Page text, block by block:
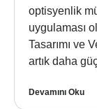
optisyenlik
uygulaması
Tasarımı ve
artık daha
Devamını Oku